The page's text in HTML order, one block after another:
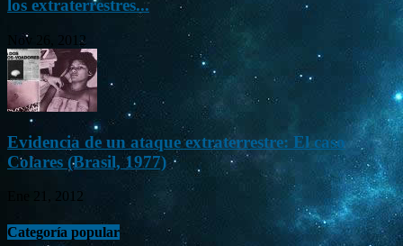
los extraterrestres...
Nov 26, 2012
Evidencia de un ataque extraterrestre: El caso
Colares (Brasil, 1977)
Ene 21, 2012
Categoría popular